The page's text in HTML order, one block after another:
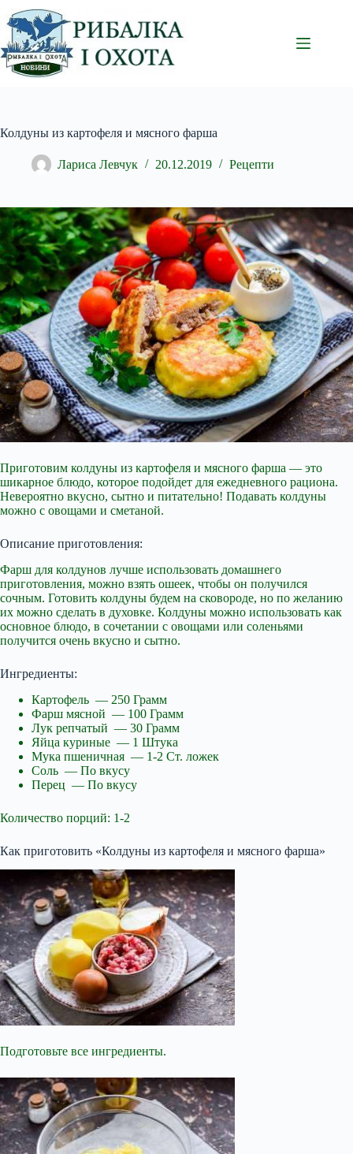
Перейти
до
вмісту
Колдуны из картофеля и мясного фарша
Лариса Левчук 20.12.2019 Рецепти
Приготовим колдуны из картофеля и мясного фарша — это
шикарное блюдо, которое подойдет для ежедневного рациона.
Невероятно вкусно, сытно и питательно! Подавать колдуны
можно с овощами и сметаной.
Описание приготовления:
Фарш для колдунов лучше использовать домашнего
приготовления, можно взять ошеек, чтобы он получился
сочным. Готовить колдуны будем на сковороде, но по желанию
их можно сделать в духовке. Колдуны можно использовать как
основное блюдо, в сочетании с овощами или соленьями
получится очень вкусно и сытно.
Ингредиенты:
Картофель — 250 Грамм
Фарш мясной — 100 Грамм
Лук репчатый — 30 Грамм
Яйца куриные — 1 Штука
Мука пшеничная — 1-2 Ст. ложек
Соль — По вкусу
Перец — По вкусу
Количество порций: 1-2
Как приготовить «Колдуны из картофеля и мясного фарша»
Подготовьте все ингредиенты.